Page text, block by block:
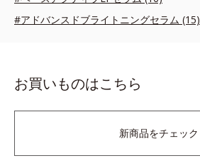
#アドバンスドブライトニングセラム (15)
お買いものはこちら
新商品をチェック